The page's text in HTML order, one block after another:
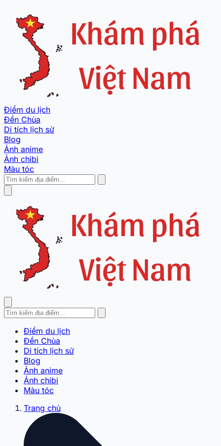
Điểm du lịch
Đền Chùa
Di tích lịch sử
Blog
Ảnh anime
Ảnh chibi
Màu tóc
Điểm du lịch
Đền Chùa
Di tích lịch sử
Blog
Ảnh anime
Ảnh chibi
Màu tóc
Trang chủ